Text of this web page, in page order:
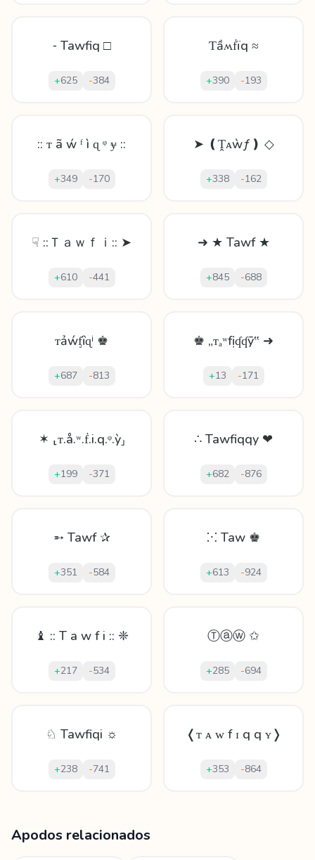
⁃ Tawfiq □
+625 -384
Ƭầʍḟïq ≈
+390 -193
:: ᴛ ã ẃ ᶠ ì ɋ ᵠ ɏ ::
+349 -170
➤ ❪Ṱᴀẁƒ❫ ◇
+338 -162
☟ ::Ｔａｗｆｉ:: ➤
+610 -441
➜ ★ Tawf ★
+845 -688
ᴛảẃᶂȋɋⁱ ♚
+687 -813
♚ „ᴛₐʷfịʠʠȳ‟ ➜
+13 -171
✶ ⸤ᴛ.å.ʷ.ḟ.i.q.ᵠ.ỳ⸥
+199 -371
∴ Tawfiqqy ❤
+682 -876
➵ Tawf ✰
+351 -584
⁙ Taw ♚
+613 -924
♝ :: T a w f i :: ❈
+217 -534
Ⓣⓐⓦ ✩
+285 -694
♘ Tawfiqi ☼
+238 -741
❬ᴛ ᴀ ᴡ f ɪ q q ʏ❭
+353 -864
Apodos relacionados